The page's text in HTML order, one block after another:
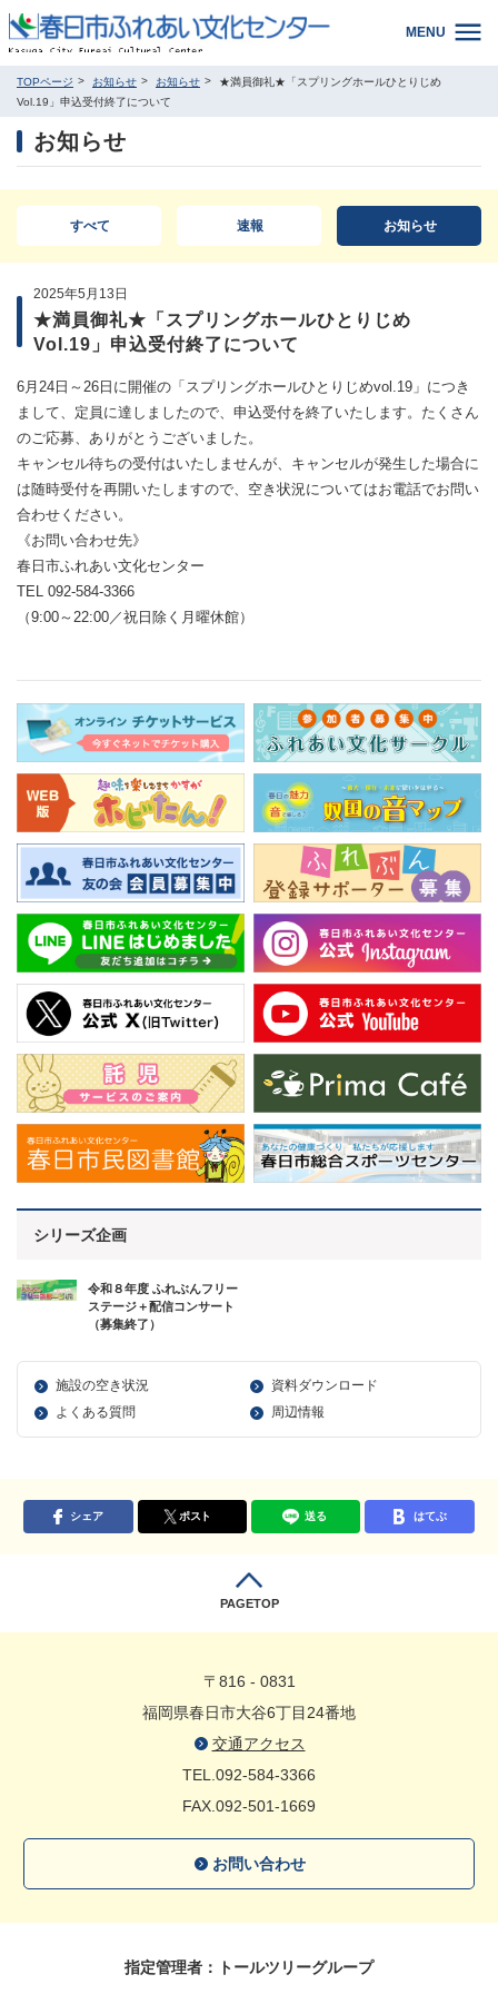
MENU
TOPページ お知らせ お知らせ
★満員御礼★「スプリングホールひとりじめ
Vol.19」申込受付終了について
お知らせ
すべて 速報 お知らせ
2025年5月13日
★満員御礼★「スプリングホールひとりじめ
Vol.19」申込受付終了について
6月24日～26日に開催の「スプリングホールひとりじめvol.19」につき
まして、定員に達しましたので、申込受付を終了いたします。たくさん
のご応募、ありがとうございました。
キャンセル待ちの受付はいたしませんが、キャンセルが発生した場合に
は随時受付を再開いたしますので、空き状況についてはお電話でお問い
合わせください。
《お問い合わせ先》
春日市ふれあい文化センター
TEL 092-584-3366
（9:00～22:00／祝日除く月曜休館）
シリーズ企画
令和８年度 ふれぶんフリー
ステージ＋配信コンサート
（募集終了）
施設の空き状況
資料ダウンロード
よくある質問
周辺情報
シェア ポスト 送る はてぶ
PAGETOP
〒816 - 0831
福岡県春日市大谷6丁目24番地
交通アクセス
TEL.092-584-3366
FAX.092-501-1669
お問い合わせ
指定管理者：トールツリーグループ